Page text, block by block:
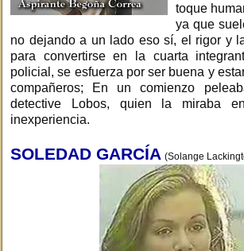
toque
ya que
no dejando a un lado eso sí, el rigor y
para convertirse en la cuarta
policial, se esfuerza por ser buena y
compañeros; En un comienzo
detective Lobos, quien la miraba
inexperiencia.
SOLEDAD GARCÍA (Solange